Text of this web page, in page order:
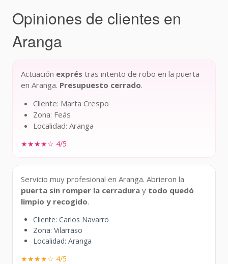
Opiniones de clientes en
Aranga
Actuación exprés tras intento de robo en la puerta
en Aranga. Presupuesto cerrado.
Cliente: Marta Crespo
Zona: Feás
Localidad: Aranga
★★★★☆ 4/5
Servicio muy profesional en Aranga. Abrieron la
puerta sin romper la cerradura y todo quedó
limpio y recogido.
Cliente: Carlos Navarro
Zona: Vilarraso
Localidad: Aranga
★★★★☆ 4/5